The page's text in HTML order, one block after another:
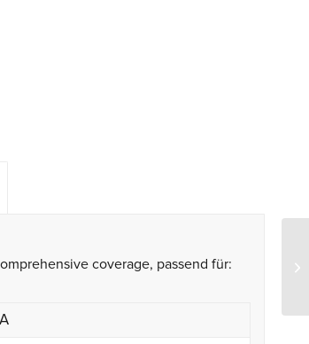
coverage, passend für: